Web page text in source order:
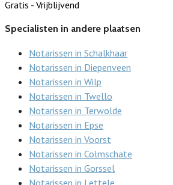
Gratis - Vrijblijvend
Specialisten in andere plaatsen
Notarissen in Schalkhaar
Notarissen in Diepenveen
Notarissen in Wilp
Notarissen in Twello
Notarissen in Terwolde
Notarissen in Epse
Notarissen in Voorst
Notarissen in Colmschate
Notarissen in Gorssel
Notarissen in Lettele